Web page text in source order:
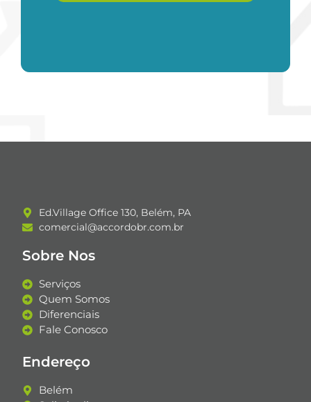
Ed.Village Office 130, Belém, PA
comercial@accordobr.com.br
Sobre Nos
Serviços
Quem Somos
Diferenciais
Fale Conosco
Endereço
Belém